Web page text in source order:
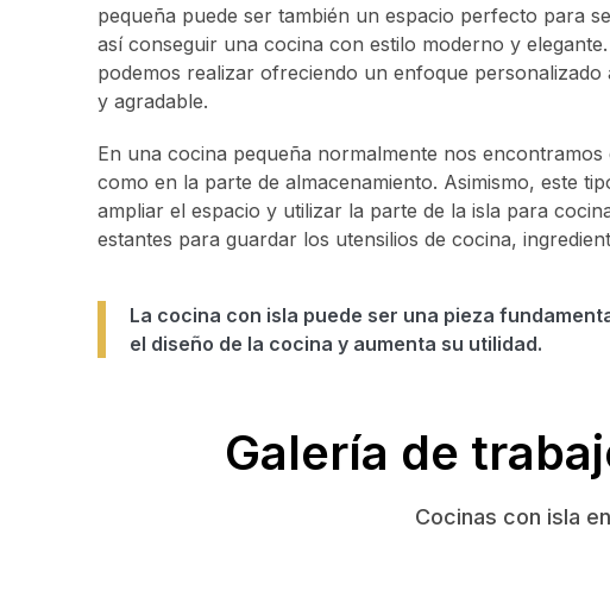
pequeña puede ser también un espacio perfecto para
así conseguir una cocina con estilo moderno y
podemos realizar ofreciendo un enfoque
y agradable.
En una cocina pequeña normalmente nos
como en la parte de almacenamiento. Asimismo, este
ampliar el espacio y utilizar la parte de la isla para
estantes para guardar los utensilios de cocina,
La cocina con isla puede ser una pieza
el diseño de la cocina y aumenta su utilidad.
Galería de
Cocinas con isla